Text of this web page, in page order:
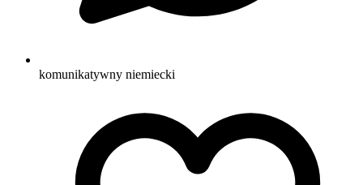
komunikatywny niemiecki